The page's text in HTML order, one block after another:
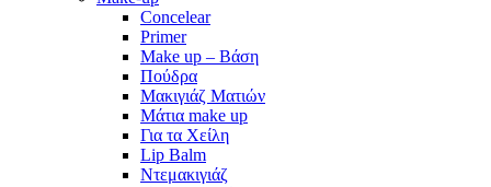
Concelear
Primer
Make up – Βάση
Πούδρα
Μακιγιάζ Ματιών
Μάτια make up
Για τα Χείλη
Lip Balm
Ντεμακιγιάζ